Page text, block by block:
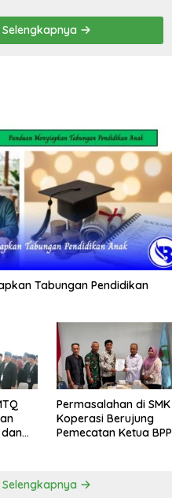
Selengkapnya
Tabungan Pendidikan
Permasalahan di SMK
Koperasi Berujung
Pemecatan Ketua BPP
Selengkapnya